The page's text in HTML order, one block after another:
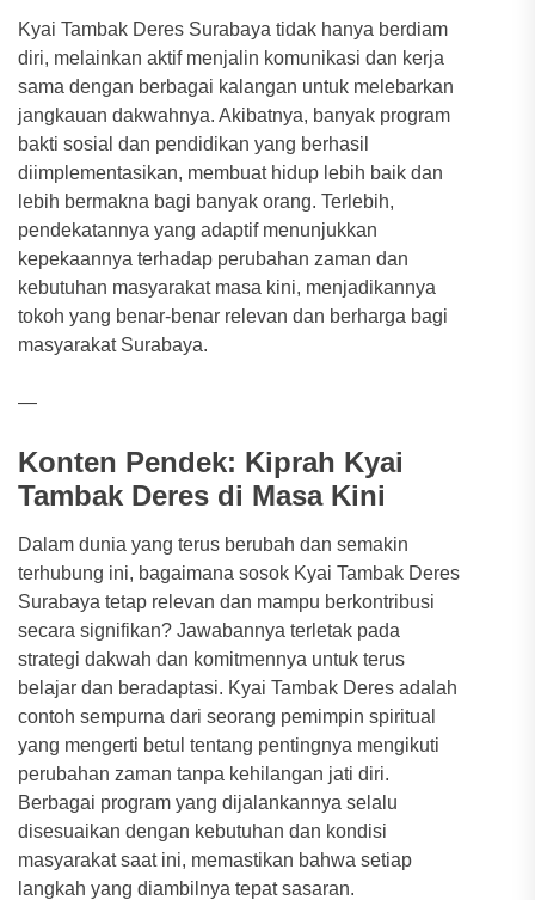
Kyai Tambak Deres Surabaya tidak hanya berdiam
diri, melainkan aktif menjalin komunikasi dan kerja
sama dengan berbagai kalangan untuk melebarkan
jangkauan dakwahnya. Akibatnya, banyak program
bakti sosial dan pendidikan yang berhasil
diimplementasikan, membuat hidup lebih baik dan
lebih bermakna bagi banyak orang. Terlebih,
pendekatannya yang adaptif menunjukkan
kepekaannya terhadap perubahan zaman dan
kebutuhan masyarakat masa kini, menjadikannya
tokoh yang benar-benar relevan dan berharga bagi
masyarakat Surabaya.
—
Konten Pendek: Kiprah Kyai
Tambak Deres di Masa Kini
Dalam dunia yang terus berubah dan semakin
terhubung ini, bagaimana sosok Kyai Tambak Deres
Surabaya tetap relevan dan mampu berkontribusi
secara signifikan? Jawabannya terletak pada
strategi dakwah dan komitmennya untuk terus
belajar dan beradaptasi. Kyai Tambak Deres adalah
contoh sempurna dari seorang pemimpin spiritual
yang mengerti betul tentang pentingnya mengikuti
perubahan zaman tanpa kehilangan jati diri.
Berbagai program yang dijalankannya selalu
disesuaikan dengan kebutuhan dan kondisi
masyarakat saat ini, memastikan bahwa setiap
langkah yang diambilnya tepat sasaran.